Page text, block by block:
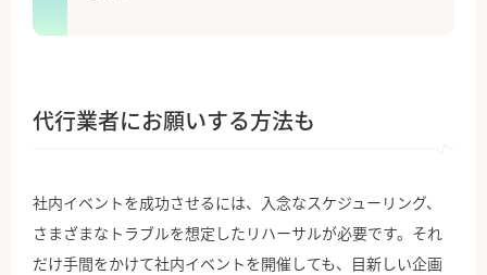
代行業者にお願いする方法も
社内イベントを成功させるには、入念なスケジューリング、
さまざまなトラブルを想定したリハーサルが必要です。それ
だけ手間をかけて社内イベントを開催しても、目新しい企画